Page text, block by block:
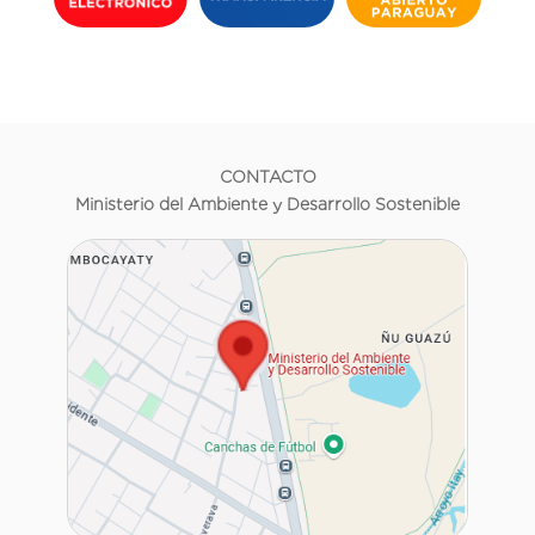
CONTACTO
Ministerio del Ambiente y Desarrollo Sostenible